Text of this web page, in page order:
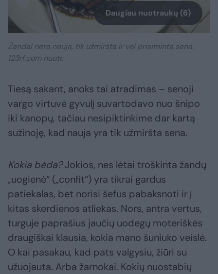
Daugiau nuotraukų (6)
Žandai nėra nauja, tik užmiršta ir vėl prisiminta sena.
123rf.com nuotr.
Tiesą sakant, anoks tai atradimas – senoji
vargo virtuvė gyvulį suvartodavo nuo šnipo
iki kanopų, tačiau nesipiktinkime dar kartą
sužinoję, kad nauja yra tik užmiršta sena.
Kokia bėda?Jokios, nes lėtai troškinta žandų
„uogienė“ („confit“) yra tikrai gardus
patiekalas, bet norisi šefus pabaksnoti ir į
kitas skerdienos atliekas. Nors, antra vertus,
turguje paprašius jaučių uodegų moteriškės
draugiškai klausia, kokia mano šuniuko veislė.
O kai pasakau, kad pats valgysiu, žiūri su
užuojauta. Arba žarnokai. Kokių nuostabių